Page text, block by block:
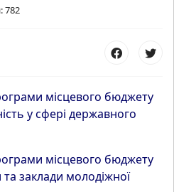
782
місцевого бюджету
у сфері державного
місцевого бюджету
та заклади молодіжної